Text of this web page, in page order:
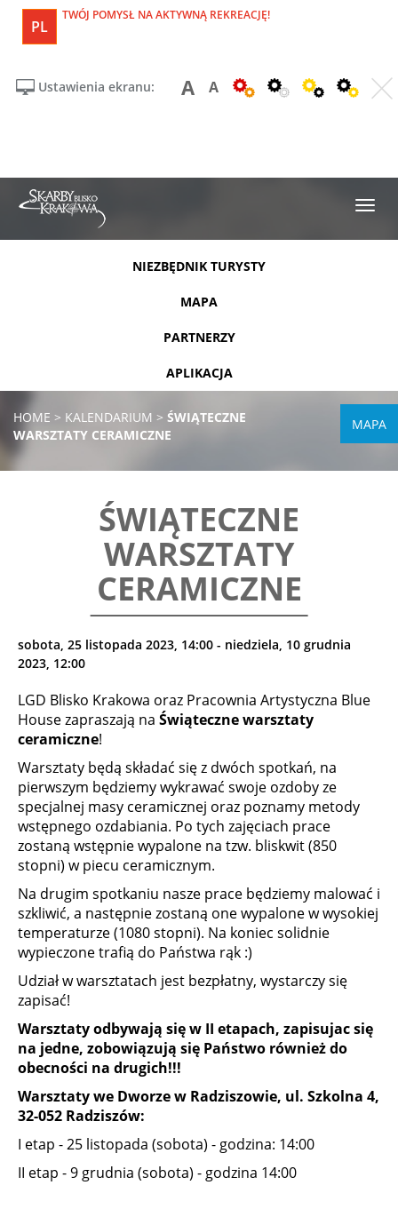
PL
TWÓJ POMYSŁ NA AKTYWNĄ REKREACJĘ!
Ustawienia ekranu: A A
NIEZBĘDNIK TURYSTY
MAPA
PARTNERZY
APLIKACJA
HOME > KALENDARIUM > ŚWIĄTECZNE
WARSZTATY CERAMICZNE
MAPA
ŚWIĄTECZNE
WARSZTATY
CERAMICZNE
sobota, 25 listopada 2023, 14:00 - niedziela, 10 grudnia
2023, 12:00
LGD Blisko Krakowa oraz Pracownia Artystyczna Blue
House zapraszają na Świąteczne warsztaty
ceramiczne!
Warsztaty będą składać się z dwóch spotkań, na
pierwszym będziemy wykrawać swoje ozdoby ze
specjalnej masy ceramicznej oraz poznamy metody
wstępnego ozdabiania. Po tych zajęciach prace
zostaną wstępnie wypalone na tzw. bliskwit (850
stopni) w piecu ceramicznym.
Na drugim spotkaniu nasze prace będziemy malować i
szkliwić, a następnie zostaną one wypalone w wysokiej
temperaturze (1080 stopni). Na koniec solidnie
wypieczone trafią do Państwa rąk :)
Udział w warsztatach jest bezpłatny, wystarczy się
zapisać!
Warsztaty odbywają się w II etapach, zapisujac się
na jedne, zobowiązują się Państwo również do
obecności na drugich!!!
Warsztaty we Dworze w Radziszowie, ul. Szkolna 4,
32-052 Radziszów:
I etap - 25 listopada (sobota) - godzina: 14:00
II etap - 9 grudnia (sobota) - godzina 14:00